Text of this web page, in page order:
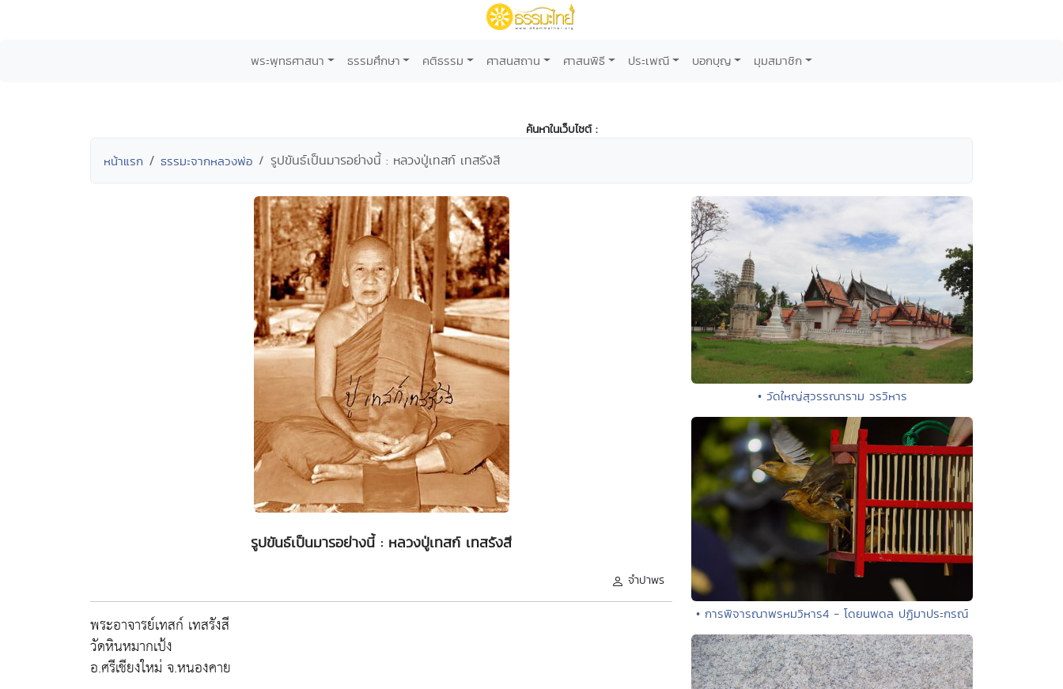
พระพุทธศาสนา ธรรมศึกษา คติธรรม ศาสนสถาน ศาสนพิธี ประเพณี บอกบุญ มุมสมาชิก
ค้นหาในเว็บไซต์ :
หน้าแรก ธรรมะจากหลวงพ่อ รูปขันธ์เป็นมารอย่างนี้ : หลวงปู่เทสก์ เทสรังสี
รูปขันธ์เป็นมารอย่างนี้ : หลวงปู่เทสก์ เทสรังสี
จำปาพร
พระอาจารย์เทสก์ เทสรังสี
วัดหินหมากเป้ง
อ.ศรีเชียงใหม่ จ.หนองคาย
• วัดใหญ่สุวรรณาราม วรวิหาร
• การพิจารณาพรหมวิหาร4 - โดยนพดล ปฏิมาประกรณ์